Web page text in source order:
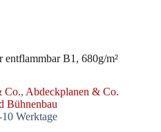
entflammbar B1, 680g/m²
Co., Abdeckplanen & Co.
Bühnenbau
Werktage